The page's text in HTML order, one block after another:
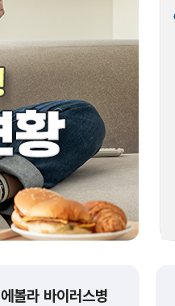
에볼라 바이러스병